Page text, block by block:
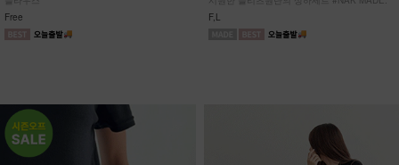
Free
F,L